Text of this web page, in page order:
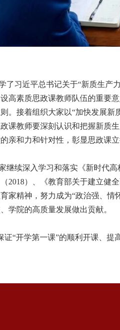
了习近平总书记关于“新质生产
高素质思政课教师队伍的重要
。接着组织大家以“加快发展
课教师要深刻认识和把握新质
亲和力和针对性，彰显思政课
继续深入学习和落实《新时代
2018）、《教育部关于建立健
家精神，努力成为“政治强、
学院的高质量发展做出贡献。
“开学第一课”的顺利开课、